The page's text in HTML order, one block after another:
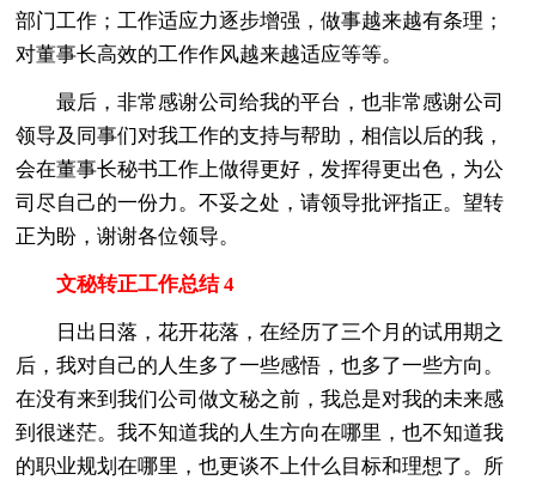
部门工作；工作适应力逐步增强，做事越来越有条理；
对董事长高效的工作作风越来越适应等等。
最后，非常感谢公司给我的平台，也非常感谢公司
领导及同事们对我工作的支持与帮助，相信以后的我，
会在董事长秘书工作上做得更好，发挥得更出色，为公
司尽自己的一份力。不妥之处，请领导批评指正。望转
正为盼，谢谢各位领导。
文秘转正工作总结 4
日出日落，花开花落，在经历了三个月的试用期之
后，我对自己的人生多了一些感悟，也多了一些方向。
在没有来到我们公司做文秘之前，我总是对我的未来感
到很迷茫。我不知道我的人生方向在哪里，也不知道我
的职业规划在哪里，也更谈不上什么目标和理想了。所